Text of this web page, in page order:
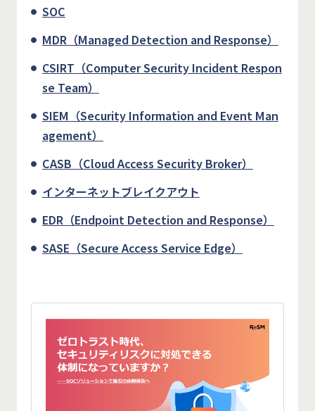
SOC
MDR（Managed Detection and Response）
CSIRT（Computer Security Incident Respon
se Team）
SIEM（Security Information and Event Man
agement）
CASB（Cloud Access Security Broker）
インターネットブレイクアウト
EDR（Endpoint Detection and Response）
SASE（Secure Access Service Edge）